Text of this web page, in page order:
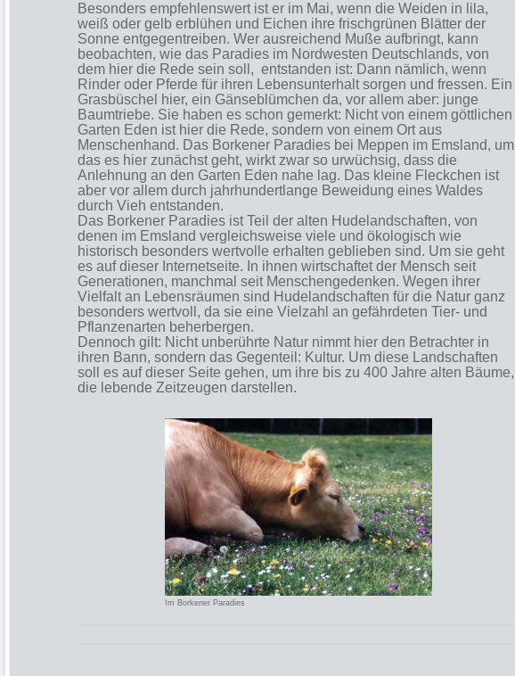
Besonders empfehlenswert ist er im Mai, wenn die Weiden in lila,
weiß oder gelb erblühen und Eichen ihre frischgrünen Blätter der
Sonne entgegentreiben. Wer ausreichend Muße aufbringt, kann
beobachten, wie das Paradies im Nordwesten Deutschlands, von
dem hier die Rede sein soll, entstanden ist: Dann nämlich, wenn
Rinder oder Pferde für ihren Lebensunterhalt sorgen und fressen. Ein
Grasbüschel hier, ein Gänseblümchen da, vor allem aber: junge
Baumtriebe. Sie haben es schon gemerkt: Nicht von einem göttlichen
Garten Eden ist hier die Rede, sondern von einem Ort aus
Menschenhand. Das Borkener Paradies bei Meppen im Emsland, um
das es hier zunächst geht, wirkt zwar so urwüchsig, dass die
Anlehnung an den Garten Eden nahe lag. Das kleine Fleckchen ist
aber vor allem durch jahrhundertlange Beweidung eines Waldes
durch Vieh entstanden.
Das Borkener Paradies ist Teil der alten Hudelandschaften, von
denen im Emsland vergleichsweise viele und ökologisch wie
historisch besonders wertvolle erhalten geblieben sind. Um sie geht
es auf dieser Internetseite. In ihnen wirtschaftet der Mensch seit
Generationen, manchmal seit Menschengedenken. Wegen ihrer
Vielfalt an Lebensräumen sind Hudelandschaften für die Natur ganz
besonders wertvoll, da sie eine Vielzahl an gefährdeten Tier- und
Pflanzenarten beherbergen.
Dennoch gilt: Nicht unberührte Natur nimmt hier den Betrachter in
ihren Bann, sondern das Gegenteil: Kultur. Um diese Landschaften
soll es auf dieser Seite gehen, um ihre bis zu 400 Jahre alten Bäume,
die lebende Zeitzeugen darstellen.
Im Borkener Paradies